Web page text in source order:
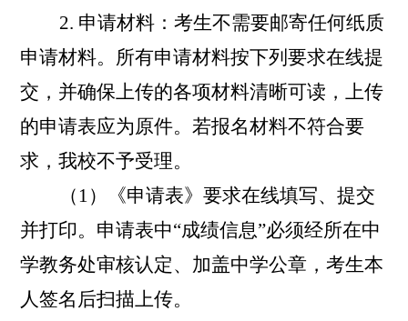
2. 申请材料：考生不需要邮寄任何纸质
申请材料。所有申请材料按下列要求在线提
交，并确保上传的各项材料清晰可读，上传
的申请表应为原件。若报名材料不符合要
求，我校不予受理。
（ 1 ）《申请表》要求在线填写、提交
并打印。申请表中“成绩信息”必须经所在中
学教务处审核认定、加盖中学公章，考生本
人签名后扫描上传。